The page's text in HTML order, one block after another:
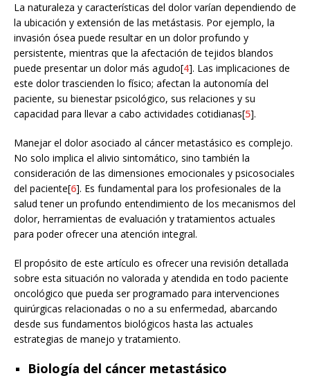
La naturaleza y características del dolor varían dependiendo de
la ubicación y extensión de las metástasis. Por ejemplo, la
invasión ósea puede resultar en un dolor profundo y
persistente, mientras que la afectación de tejidos blandos
puede presentar un dolor más agudo[4]. Las implicaciones de
este dolor trascienden lo físico; afectan la autonomía del
paciente, su bienestar psicológico, sus relaciones y su
capacidad para llevar a cabo actividades cotidianas[5].
Manejar el dolor asociado al cáncer metastásico es complejo.
No solo implica el alivio sintomático, sino también la
consideración de las dimensiones emocionales y psicosociales
del paciente[6]. Es fundamental para los profesionales de la
salud tener un profundo entendimiento de los mecanismos del
dolor, herramientas de evaluación y tratamientos actuales
para poder ofrecer una atención integral.
El propósito de este artículo es ofrecer una revisión detallada
sobre esta situación no valorada y atendida en todo paciente
oncológico que pueda ser programado para intervenciones
quirúrgicas relacionadas o no a su enfermedad, abarcando
desde sus fundamentos biológicos hasta las actuales
estrategias de manejo y tratamiento.
Biología del cáncer metastásico